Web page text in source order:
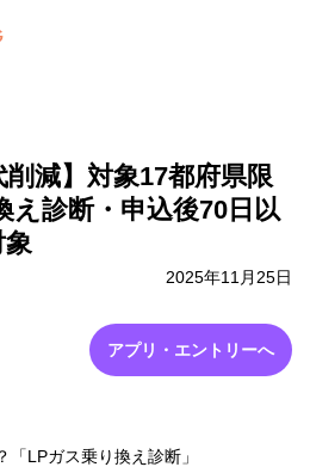
削減】対象17都府県限
え診断・申込後70日以
象
2025年11月25日
アプリ・エントリーへ
LPガス乗り換え診断」